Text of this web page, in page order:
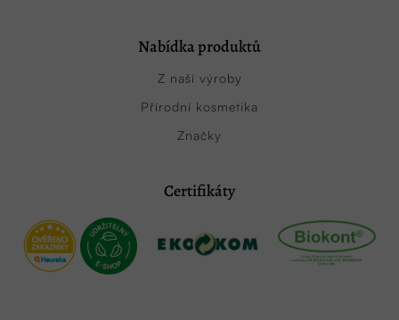
Nabídka produktů
Z naší výroby
Přírodní kosmetika
Značky
Certifikáty